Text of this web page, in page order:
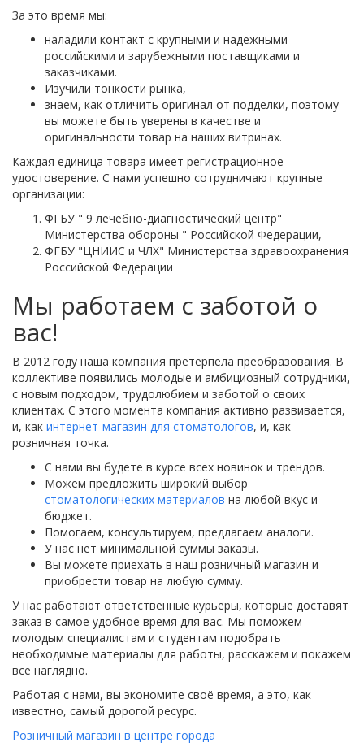
За это время мы:
наладили контакт с крупными и надежными
российскими и зарубежными поставщиками и
заказчиками.
Изучили тонкости рынка,
знаем, как отличить оригинал от подделки, поэтому
вы можете быть уверены в качестве и
оригинальности товар на наших витринах.
Каждая единица товара имеет регистрационное
удостоверение. С нами успешно сотрудничают крупные
организации:
ФГБУ " 9 лечебно-диагностический центр"
Министерства обороны " Российской Федерации,
ФГБУ "ЦНИИС и ЧЛХ" Министерства здравоохранения
Российской Федерации
Мы работаем с заботой о
вас!
В 2012 году наша компания претерпела преобразования. В
коллективе появились молодые и амбициозный сотрудники,
с новым подходом, трудолюбием и заботой о своих
клиентах. С этого момента компания активно развивается,
и, как интернет-магазин для стоматологов, и, как
розничная точка.
С нами вы будете в курсе всех новинок и трендов.
Можем предложить широкий выбор
стоматологических материалов на любой вкус и
бюджет.
Помогаем, консультируем, предлагаем аналоги.
У нас нет минимальной суммы заказы.
Вы можете приехать в наш розничный магазин и
приобрести товар на любую сумму.
У нас работают ответственные курьеры, которые доставят
заказ в самое удобное время для вас. Мы поможем
молодым специалистам и студентам подобрать
необходимые материалы для работы, расскажем и покажем
все наглядно.
Работая с нами, вы экономите своё время, а это, как
известно, самый дорогой ресурс.
Розничный магазин в центре города